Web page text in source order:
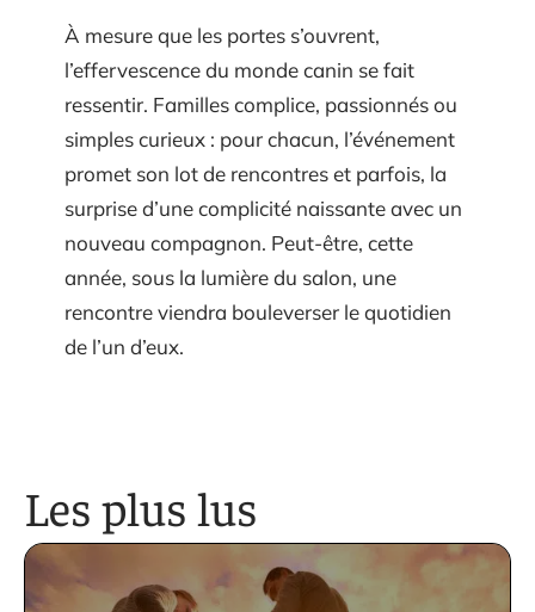
À mesure que les portes s’ouvrent,
l’effervescence du monde canin se fait
ressentir. Familles complice, passionnés ou
simples curieux : pour chacun, l’événement
promet son lot de rencontres et parfois, la
surprise d’une complicité naissante avec un
nouveau compagnon. Peut-être, cette
année, sous la lumière du salon, une
rencontre viendra bouleverser le quotidien
de l’un d’eux.
Les plus lus